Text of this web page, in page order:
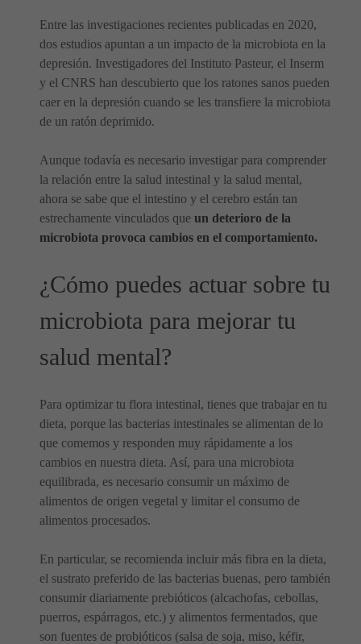
Entre las investigaciones recientes publicadas en 2020,
dos estudios apuntan a un impacto de la microbiota en la
depresión. Investigadores del Instituto Pasteur, el Inserm
y el CNRS han descubierto que los ratones sanos pueden
caer en la depresión cuando se les transfiere la microbiota
de un ratón deprimido.
Aunque todavía es necesario investigar para comprender
la relación entre la salud intestinal y la salud mental,
ahora se sabe que el intestino y el cerebro están tan
estrechamente vinculados que un deterioro de la
microbiota provoca cambios en el comportamiento.
¿Cómo puedes actuar sobre tu
microbiota para mejorar tu
salud mental?
Para optimizar tu flora intestinal, tienes que trabajar en tu
dieta, porque las bacterias intestinales se alimentan de lo
que comemos y responden muy rápidamente a los
cambios en nuestra dieta. Así, para una microbiota
equilibrada, es necesario consumir un máximo de
alimentos de origen vegetal y limitar el consumo de
alimentos procesados.
En particular, se recomienda incluir más fibra en la dieta,
el sustrato preferido de las bacterias buenas, pero también
consumir diariamente prebióticos (alcachofas, cebollas,
puerros, espárragos, etc.) y alimentos fermentados, que
son fuentes de probióticos (salsa de soja, miso, kéfir,